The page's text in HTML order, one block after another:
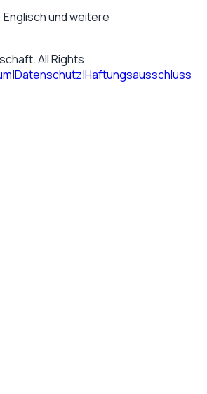
und weitere
. All Rights
|Datenschutz|Haftungsausschluss